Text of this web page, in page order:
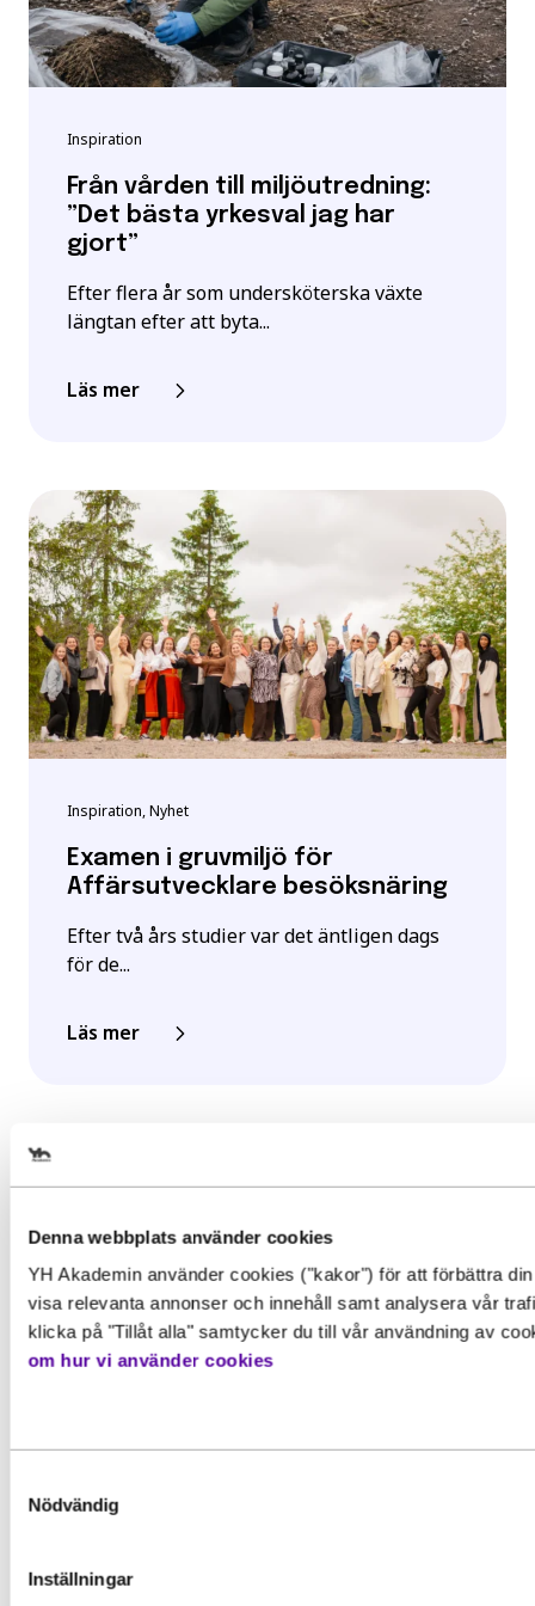
Denna webbplats använder cookies
YH Akademin använder cookies ("kakor") för att förbättra
visa relevanta annonser och innehåll samt analysera vår
klicka på "Tillåt alla" samtycker du till vår användning av
om hur vi använder cookies
Nödvändig
Inställningar
Inspiration
Från vården till miljöutredning:
”Det bästa yrkesval jag har
gjort”
Efter flera år som undersköterska växte
längtan efter att byta...
Läs mer
Inspiration, Nyhet
Examen i gruvmiljö för
Affärsutvecklare besöksnäring
Efter två års studier var det äntligen dags
för de...
Läs mer
Inspiration, Nyhet
YH-flex utbildningar – hitta rätt
Har du redan erfarenhet från arbetslivet
Välj det startdatum som passar
Gör en intresseanmälan för att
mer information om den här
utbildningen
Förnamn*
Efternamn
kunna för att gå utbildningen
För att kunna söka till utbildningen behöver du
grundläggande behörighetskrav. Det innebär att du
färdigheter och kompetenser. Vissa utbildningar